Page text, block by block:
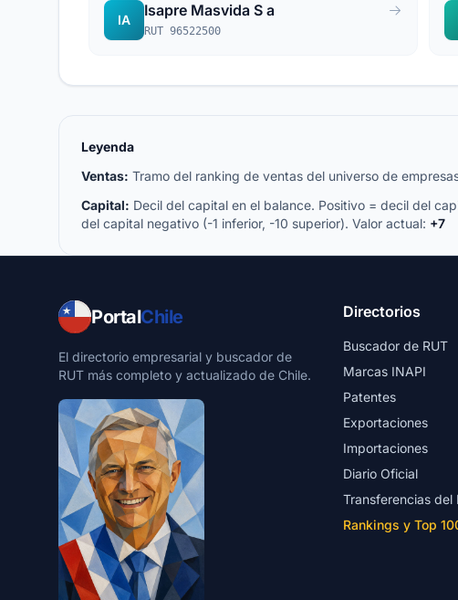
IA
Isapre Masvida S a
RUT 96522500
Leyenda
Ventas: Tramo del ranking de ventas del universo de
Capital: Decil del capital en el balance. Positivo = decil del
del capital negativo (-1 inferior, -10 superior). Valor actual: +7
PortalChile
El directorio empresarial y buscador de
RUT más completo y actualizado de Chile.
Directorios
Buscador de RUT
Marcas INAPI
Patentes
Exportaciones
Importaciones
Diario Oficial
Transferencias del
Rankings y Top